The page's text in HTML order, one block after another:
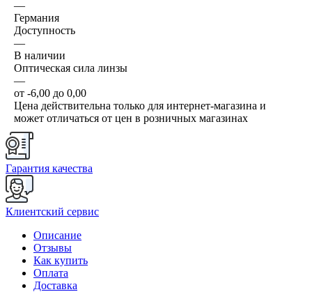
—
Германия
Доступность
—
В наличии
Оптическая сила линзы
—
от -6,00 до 0,00
Цена действительна только для интернет-магазина и
может отличаться от цен в розничных магазинах
Гарантия качества
Клиентский сервис
Описание
Отзывы
Как купить
Оплата
Доставка